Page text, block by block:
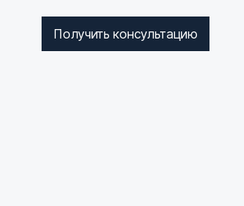
Получить консультацию